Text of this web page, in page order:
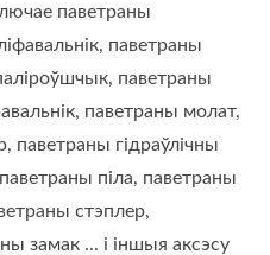
паветраны
паветраны
паветраны
паветраны молат,
паветраны гідраўлічны
піла, паветраны
стэплер,
замак ... і іншыя аксэсу